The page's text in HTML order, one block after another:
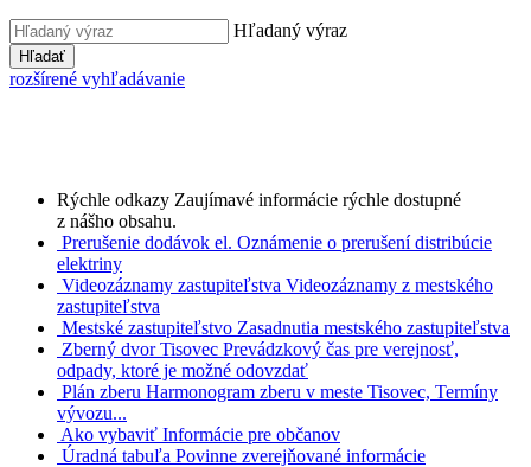
Hľadaný výraz
Hľadať
rozšírené vyhľadávanie
Rýchle odkazy Zaujímavé informácie rýchle dostupné
z nášho obsahu.
Prerušenie dodávok el. Oznámenie o prerušení distribúcie
elektriny
Videozáznamy zastupiteľstva Videozáznamy z mestského
zastupiteľstva
Mestské zastupiteľstvo Zasadnutia mestského zastupiteľstva
Zberný dvor Tisovec Prevádzkový čas pre verejnosť,
odpady, ktoré je možné odovzdať
Plán zberu Harmonogram zberu v meste Tisovec, Termíny
vývozu...
Ako vybaviť Informácie pre občanov
Úradná tabuľa Povinne zverejňované informácie